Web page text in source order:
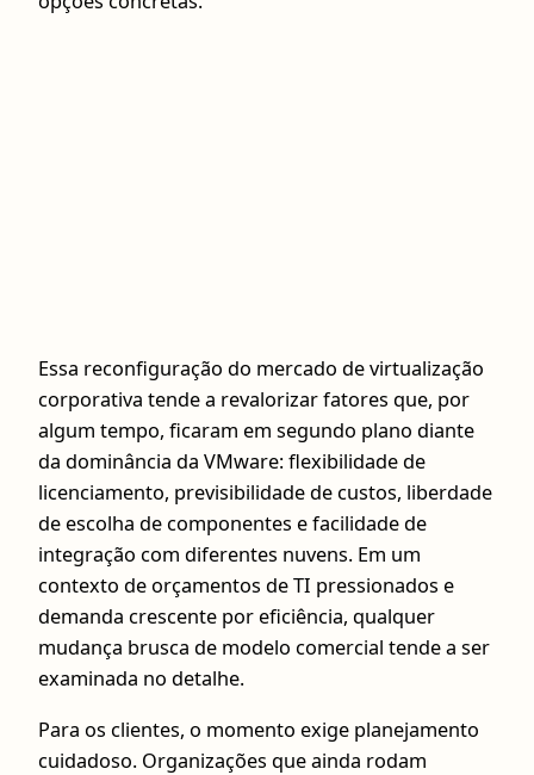
Essa reconfiguração do mercado de virtualização
corporativa tende a revalorizar fatores que, por
algum tempo, ficaram em segundo plano diante
da dominância da VMware: flexibilidade de
licenciamento, previsibilidade de custos, liberdade
de escolha de componentes e facilidade de
integração com diferentes nuvens. Em um
contexto de orçamentos de TI pressionados e
demanda crescente por eficiência, qualquer
mudança brusca de modelo comercial tende a ser
examinada no detalhe.
Para os clientes, o momento exige planejamento
cuidadoso. Organizações que ainda rodam